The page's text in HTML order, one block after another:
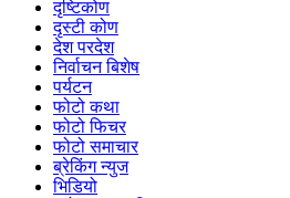
दृष्टिकोण
दृस्टी कोण
देश परदेश
निर्वाचन बिशेष
पर्यटन
फोटो कथा
फोटो फिचर
फोटो समाचार
ब्रेकिंग न्युज
भिडियो